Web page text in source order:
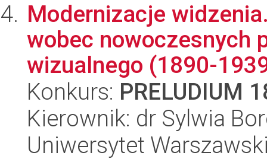
Modernizacje
wobec nowoczesnych
wizualnego (1890-
Konkurs: PRELUDIUM
Kierownik: dr Sylwia
Uniwersytet